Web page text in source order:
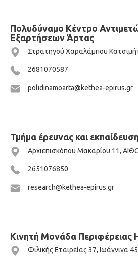
Πολυδύναμο Κέντρο
Εξαρτήσεων Άρτας
Στρατηγού Χαραλάμπου
2681070587
polidinamoarta@kethea-epirus.gr
Τμήμα έρευνας και
Αρχιεπισκόπου Μακαρίου 11,
2651076850
research@kethea-epirus.gr
Κινητή Μονάδα Περιφέρειας
Φιλικής Εταιρείας 37, Ιωάννινα